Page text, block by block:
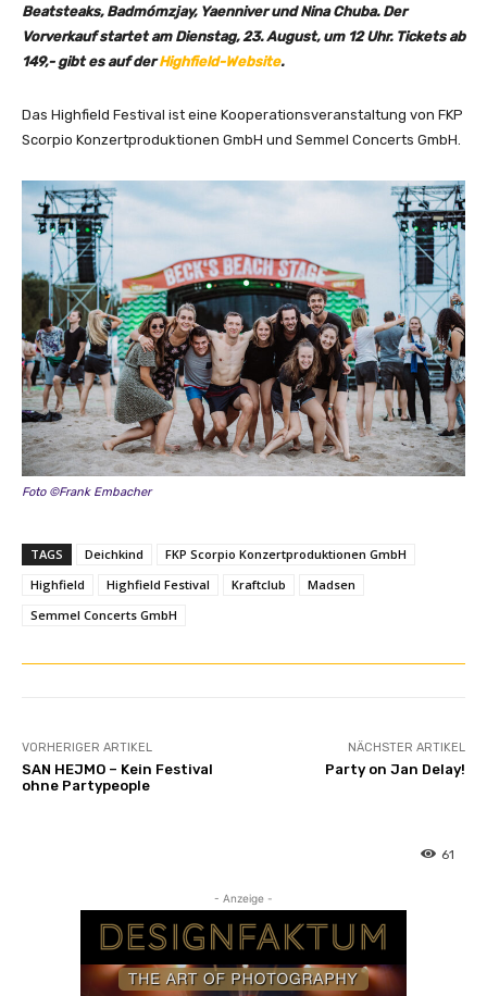
Beatsteaks, Badmómzjay, Yaenniver und Nina Chuba. Der
Vorverkauf startet am Dienstag, 23. August, um 12 Uhr. Tickets ab
149,- gibt es auf derHighfield-Website.
Das Highfield Festival ist eine Kooperationsveranstaltung von FKP
Scorpio Konzertproduktionen GmbH und Semmel Concerts GmbH.
Foto ©Frank Embacher
TAGS Deichkind
FKP Scorpio Konzertproduktionen GmbH
Highfield
Highfield Festival Kraftclub
Madsen
Semmel Concerts GmbH
VORHERIGER ARTIKEL
SAN HEJMO – Kein Festival
ohne Partypeople
NÄCHSTER ARTIKEL
Party on Jan Delay!
61
- Anzeige -